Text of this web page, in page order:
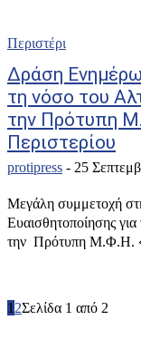
Περιστέρι
Δράση
τη νόσο του
την Πρότυπη
Περιστερίου
protipress - 25
Μεγάλη συμμετοχή
Ευαισθητοποίησης
την Πρότυπη Μ.Φ.Η.
1 2Σελίδα 1 από 2